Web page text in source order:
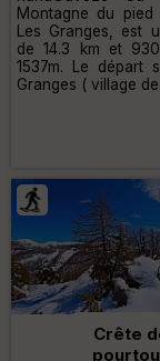
Montagne du
Les Granges, est
de 14.3 km et
1537m. Le départ
Granges ( village
Crête